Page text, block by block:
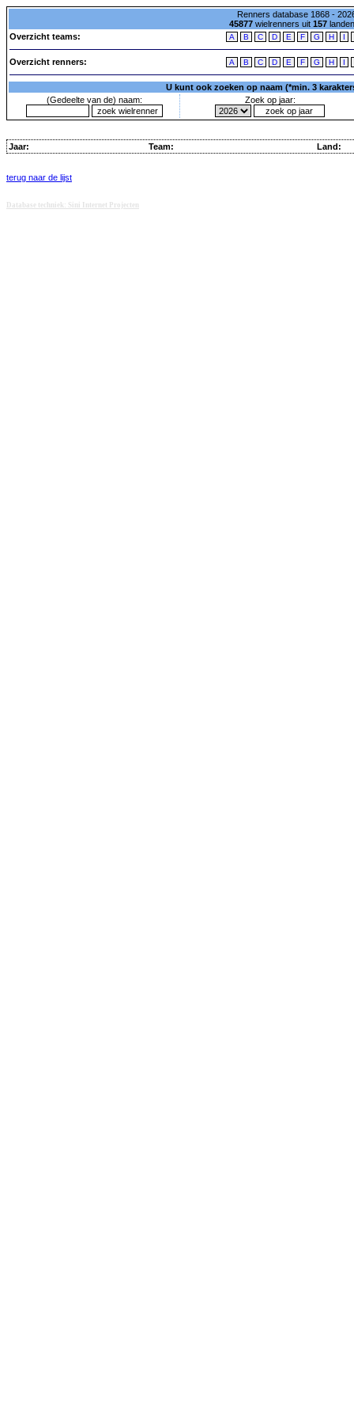
Renners database 1868 -
45877wielrenners uit 157
Overzicht teams:
A B C D E F G H I
Overzicht renners: A B C D E F G H I
U kunt ook zoeken op naam (*min. 3
(Gedeelte van de) naam:
Zoek op jaar:
Jaar: Team: Land:
terug naar de lijst
Database techniek: Sini Internet Projecten